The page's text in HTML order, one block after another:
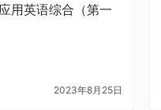
用英语综合（第一
2023年8月25日